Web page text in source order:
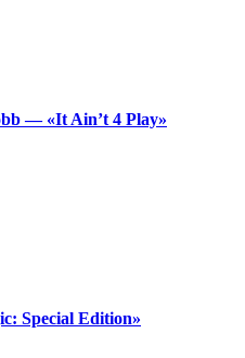
— «It Ain’t 4 Play»
Special Edition»